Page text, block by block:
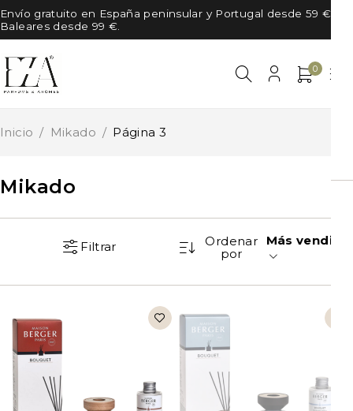
Envío gratuito en España peninsular y Portugal desde 59 €, en
Baleares desde 99 €.
0
Mikado
Inicio / Mikado / Página 3
Filtrar
Ordenar
por
Más vendido